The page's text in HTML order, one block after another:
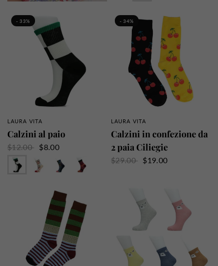
- 33%
PANORAMICA RAPIDA
LAURA VITA
Calzini al paio
$12.00 $8.00
Nero
Grigio Giallo TurcheseIl cielo
AntraciteMarina
- 34%
PANORAMICA RAPIDA
LAURA VITA
Calzini in confezione da
2 paia Ciliegie
$29.00 $19.00